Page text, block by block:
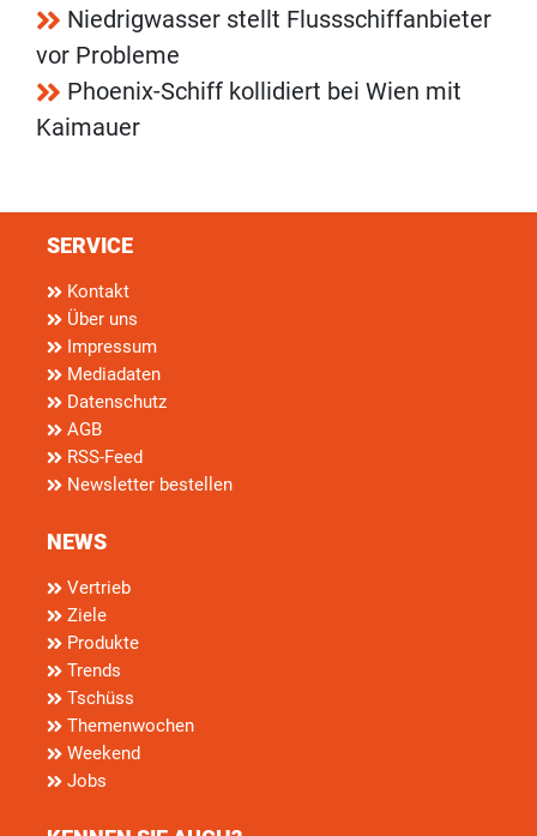
Niedrigwasser stellt Flussschiffanbieter
vor Probleme
Phoenix-Schiff kollidiert bei Wien mit
Kaimauer
SERVICE
Kontakt
Über uns
Impressum
Mediadaten
Datenschutz
AGB
RSS-Feed
Newsletter bestellen
NEWS
Vertrieb
Ziele
Produkte
Trends
Tschüss
Themenwochen
Weekend
Jobs